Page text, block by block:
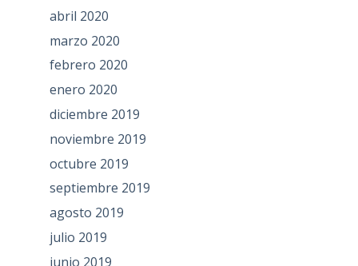
abril 2020
marzo 2020
febrero 2020
enero 2020
diciembre 2019
noviembre 2019
octubre 2019
septiembre 2019
agosto 2019
julio 2019
junio 2019